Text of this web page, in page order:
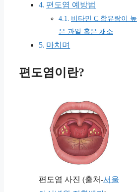
편도염 예방법
비타민 C 함유랑이 높
은 과일 혹은 채소
마치며
편도염이란?
편도염 사진 (출처-서울